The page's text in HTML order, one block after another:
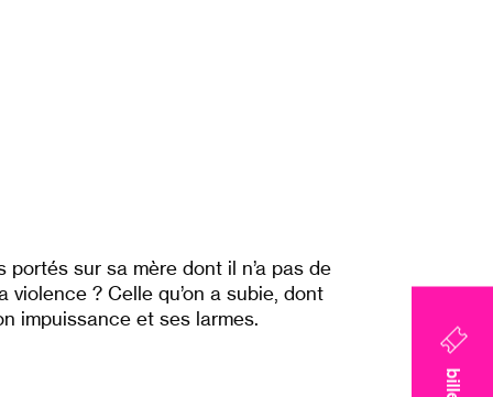
sur sa mère dont il n’a pas de
? Celle qu’on a subie, dont
impuissance et ses larmes.